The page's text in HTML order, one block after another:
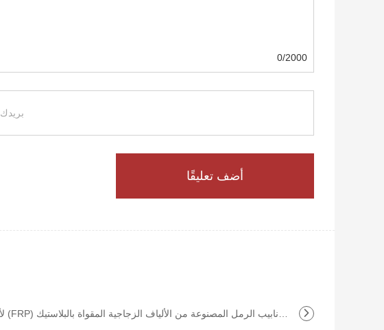
0/2000
المزايا الرئيسية لأنابيب الرمل المصنوعة من الألياف الزجاجية المقواة بالبلاستيك (FRP) لأسواق التصدير